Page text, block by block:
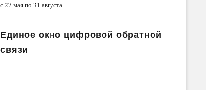
с 27 мая по 31 августа
Единое окно цифровой обратной
связи